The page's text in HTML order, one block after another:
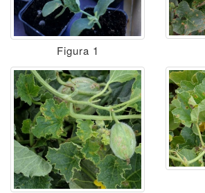
Figura 1